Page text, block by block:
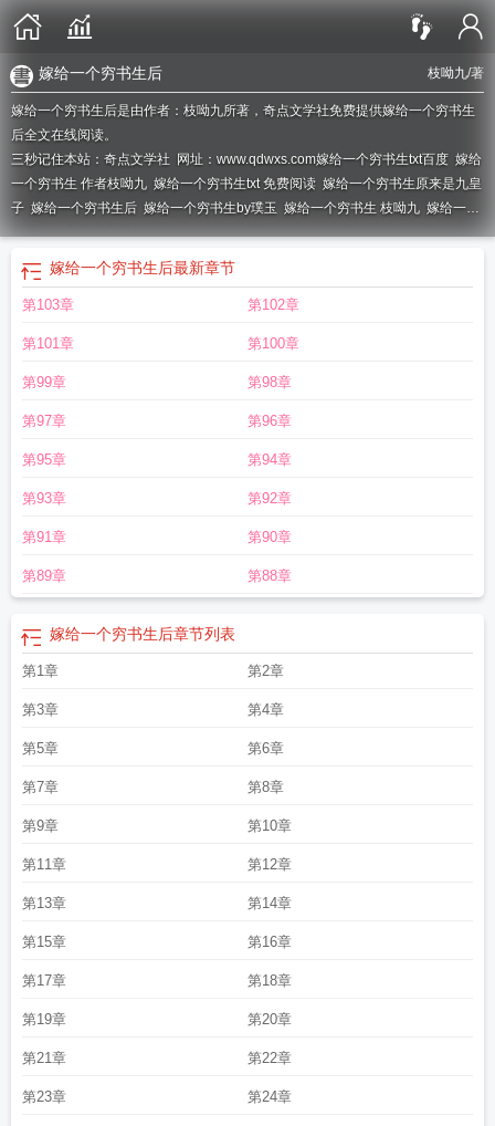
枝呦九/著
嫁给一个穷书生后
嫁给一个穷书生后是由作者：枝呦九所著，奇点文学社免费提供嫁给一个穷书生
后全文在线阅读。
三秒记住本站：奇点文学社 网址：www.qdwxs.com嫁给一个穷书生txt百度 嫁给
一个穷书生 作者枝呦九 嫁给一个穷书生txt 免费阅读 嫁给一个穷书生原来是九皇
子 嫁给一个穷书生后 嫁给一个穷书生by璞玉 嫁给一个穷书生 枝呦九 嫁给一个
穷书生免费阅读无弹窗嫁给一个穷书生书评嫁给一个穷书生作者枝呦九嫁给一
个穷书生全文免费阅读枝呦九
嫁给一个穷书生折黛嫁给谁了
趣阁
读嫁给一个穷书生全文免费阅读 嫁给一个穷书生沈彦文免费阅读
书生 璞玉大人
嫁给一个穷书生讲的什么
呦九晋江
嫁给一个穷书生书包网
给一个穷书生by.枝呦九
嫁给一个穷书生无防盗
格党嫁给一个穷书生晋江 嫁给一个穷书生璞玉
嫁给一个穷书生后最新章节
第103章 第102章
第101章 第100章
第99章 第98章
第97章 第96章
第95章 第94章
第93章 第92章
第91章 第90章
第89章 第88章
嫁给一个穷书生后章节列表
第1章 第2章
第3章 第4章
第5章 第6章
第7章 第8章
第9章 第10章
第11章 第12章
第13章 第14章
第15章 第16章
第17章 第18章
第19章 第20章
第21章 第22章
第23章 第24章